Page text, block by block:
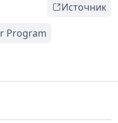
Источник